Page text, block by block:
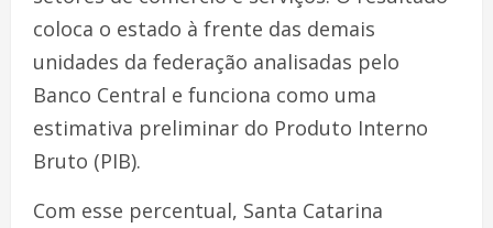
coloca o estado à frente das demais
unidades da federação analisadas pelo
Banco Central e funciona como uma
estimativa preliminar do Produto Interno
Bruto (PIB).
Com esse percentual, Santa Catarina